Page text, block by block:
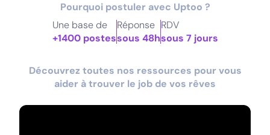
Pourquoi postuler avec Uptoo ?
Une base de
+1400 postes
Réponse
sous 48h
RDV
sous 7 jours
Découvrez toutes nos ressources pour vous
aider à trouver le job de vos rêves